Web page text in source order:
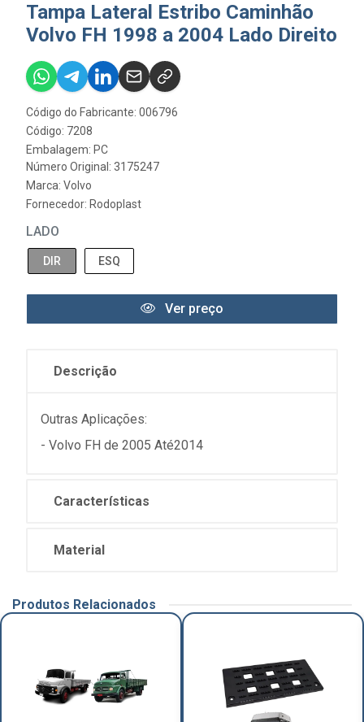
Tampa Lateral Estribo Caminhão
Volvo FH 1998 a 2004 Lado Direito
Código do Fabricante: 006796
Código: 7208
Embalagem: PC
Número Original: 3175247
Marca: Volvo
Fornecedor: Rodoplast
LADO
DIR ESQ
Ver preço
Descrição
Outras Aplicações:
- Volvo FH de 2005 Até2014
Características
Material
Produtos Relacionados